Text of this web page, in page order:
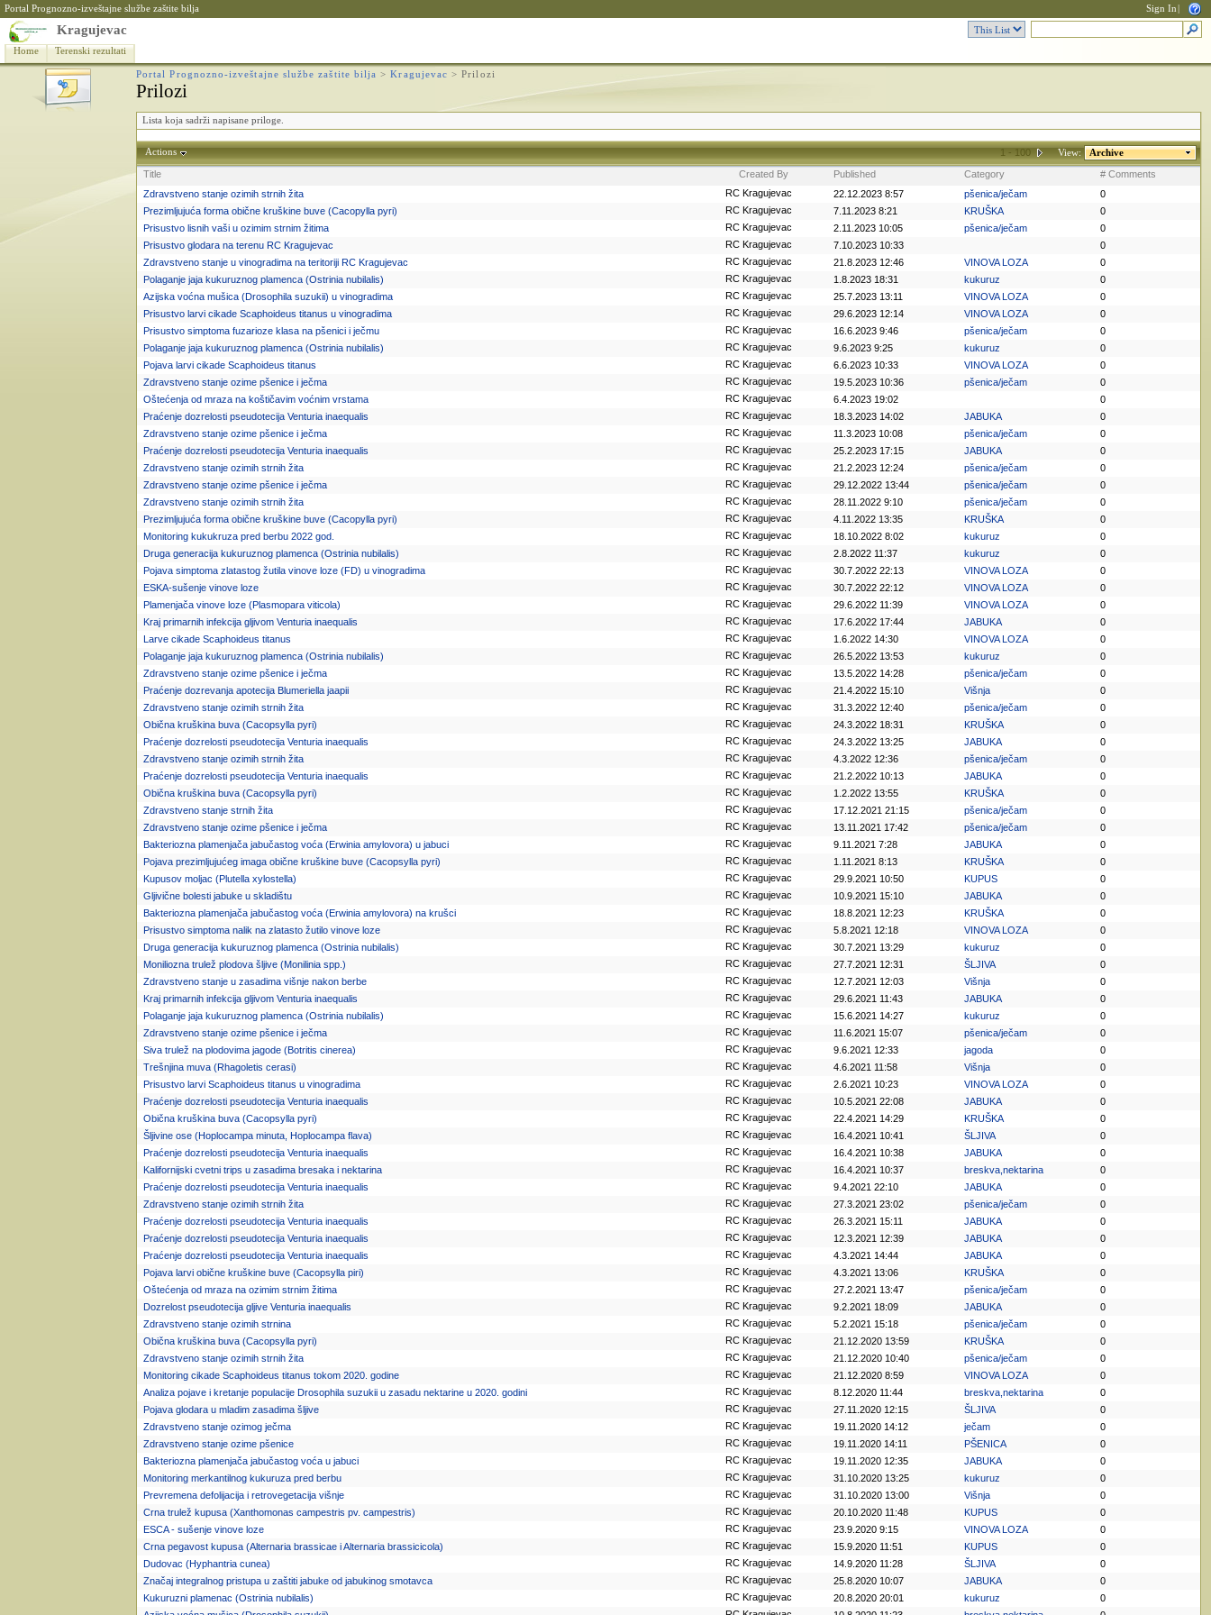
Portal Prognozno-izveštajne službe zaštite bilja Sign In
Kragujevac
Home Terenski rezultati
Portal Prognozno-izveštajne službe zaštite bilja >Kragujevac >Prilozi
Prilozi
Lista koja sadrži napisane priloge.
Actions 1 - 100 View: Archive
Title Created By Published Category
# Comments
Zdravstveno stanje ozimih strnih žita
RC Kragujevac 22.12.2023 8:57 pšenica/ječam
0
Prezimljujuća forma obične kruškine buve (Cacopylla pyri)
RC Kragujevac 7.11.2023 8:21 KRUŠKA
0
Prisustvo lisnih vaši u ozimim strnim žitima
RC Kragujevac 2.11.2023 10:05 pšenica/ječam
0
Prisustvo glodara na terenu RC Kragujevac
RC Kragujevac 7.10.2023 10:33
0
Zdravstveno stanje u vinogradima na teritoriji RC Kragujevac
RC Kragujevac 21.8.2023 12:46 VINOVA LOZA
0
Polaganje jaja kukuruznog plamenca (Ostrinia nubilalis)
RC Kragujevac 1.8.2023 18:31 kukuruz
0
Azijska voćna mušica (Drosophila suzukii) u vinogradima
RC Kragujevac 25.7.2023 13:11 VINOVA LOZA
0
Prisustvo larvi cikade Scaphoideus titanus u vinogradima
RC Kragujevac 29.6.2023 12:14 VINOVA LOZA
0
Prisustvo simptoma fuzarioze klasa na pšenici i ječmu
RC Kragujevac 16.6.2023 9:46 pšenica/ječam
0
Polaganje jaja kukuruznog plamenca (Ostrinia nubilalis)
RC Kragujevac 9.6.2023 9:25 kukuruz
0
Pojava larvi cikade Scaphoideus titanus
RC Kragujevac 6.6.2023 10:33 VINOVA LOZA
0
Zdravstveno stanje ozime pšenice i ječma
RC Kragujevac 19.5.2023 10:36 pšenica/ječam
0
Oštećenja od mraza na koštičavim voćnim vrstama
RC Kragujevac 6.4.2023 19:02
0
Praćenje dozrelosti pseudotecija Venturia inaequalis
RC Kragujevac 18.3.2023 14:02 JABUKA
0
Zdravstveno stanje ozime pšenice i ječma
RC Kragujevac 11.3.2023 10:08 pšenica/ječam
0
Praćenje dozrelosti pseudotecija Venturia inaequalis
RC Kragujevac 25.2.2023 17:15 JABUKA
0
Zdravstveno stanje ozimih strnih žita
RC Kragujevac 21.2.2023 12:24 pšenica/ječam
0
Zdravstveno stanje ozime pšenice i ječma
RC Kragujevac 29.12.2022 13:44 pšenica/ječam
0
Zdravstveno stanje ozimih strnih žita
RC Kragujevac 28.11.2022 9:10 pšenica/ječam
0
Prezimljujuća forma obične kruškine buve (Cacopylla pyri)
RC Kragujevac 4.11.2022 13:35 KRUŠKA
0
Monitoring kukukruza pred berbu 2022 god.
RC Kragujevac 18.10.2022 8:02 kukuruz
0
Druga generacija kukuruznog plamenca (Ostrinia nubilalis)
RC Kragujevac 2.8.2022 11:37 kukuruz
0
Pojava simptoma zlatastog žutila vinove loze (FD) u vinogradima
RC Kragujevac 30.7.2022 22:13 VINOVA LOZA
0
ESKA-sušenje vinove loze
RC Kragujevac 30.7.2022 22:12 VINOVA LOZA
0
Plamenjača vinove loze (Plasmopara viticola)
RC Kragujevac 29.6.2022 11:39 VINOVA LOZA
0
Kraj primarnih infekcija gljivom Venturia inaequalis
RC Kragujevac 17.6.2022 17:44 JABUKA
0
Larve cikade Scaphoideus titanus
RC Kragujevac 1.6.2022 14:30 VINOVA LOZA
0
Polaganje jaja kukuruznog plamenca (Ostrinia nubilalis)
RC Kragujevac 26.5.2022 13:53 kukuruz
0
Zdravstveno stanje ozime pšenice i ječma
RC Kragujevac 13.5.2022 14:28 pšenica/ječam
0
Praćenje dozrevanja apotecija Blumeriella jaapii
RC Kragujevac 21.4.2022 15:10 Višnja
0
Zdravstveno stanje ozimih strnih žita
RC Kragujevac 31.3.2022 12:40 pšenica/ječam
0
Obična kruškina buva (Cacopsylla pyri)
RC Kragujevac 24.3.2022 18:31 KRUŠKA
0
Praćenje dozrelosti pseudotecija Venturia inaequalis
RC Kragujevac 24.3.2022 13:25 JABUKA
0
Zdravstveno stanje ozimih strnih žita
RC Kragujevac 4.3.2022 12:36 pšenica/ječam
0
Praćenje dozrelosti pseudotecija Venturia inaequalis
RC Kragujevac 21.2.2022 10:13 JABUKA
0
Obična kruškina buva (Cacopsylla pyri)
RC Kragujevac 1.2.2022 13:55 KRUŠKA
0
Zdravstveno stanje strnih žita
RC Kragujevac 17.12.2021 21:15 pšenica/ječam
0
Zdravstveno stanje ozime pšenice i ječma
RC Kragujevac 13.11.2021 17:42 pšenica/ječam
0
Bakteriozna plamenjača jabučastog voća (Erwinia amylovora) u jabuci
RC Kragujevac 9.11.2021 7:28 JABUKA
0
Pojava prezimljujućeg imaga obične kruškine buve (Cacopsylla pyri)
RC Kragujevac 1.11.2021 8:13 KRUŠKA
0
Kupusov moljac (Plutella xylostella)
RC Kragujevac 29.9.2021 10:50 KUPUS
0
Gljivične bolesti jabuke u skladištu
RC Kragujevac 10.9.2021 15:10 JABUKA
0
Bakteriozna plamenjača jabučastog voća (Erwinia amylovora) na krušci
RC Kragujevac 18.8.2021 12:23 KRUŠKA
0
Prisustvo simptoma nalik na zlatasto žutilo vinove loze
RC Kragujevac 5.8.2021 12:18 VINOVA LOZA
0
Druga generacija kukuruznog plamenca (Ostrinia nubilalis)
RC Kragujevac 30.7.2021 13:29 kukuruz
0
Moniliozna trulež plodova šljive (Monilinia spp.)
RC Kragujevac 27.7.2021 12:31 ŠLJIVA
0
Zdravstveno stanje u zasadima višnje nakon berbe
RC Kragujevac 12.7.2021 12:03 Višnja
0
Kraj primarnih infekcija gljivom Venturia inaequalis
RC Kragujevac 29.6.2021 11:43 JABUKA
0
Polaganje jaja kukuruznog plamenca (Ostrinia nubilalis)
RC Kragujevac 15.6.2021 14:27 kukuruz
0
Zdravstveno stanje ozime pšenice i ječma
RC Kragujevac 11.6.2021 15:07 pšenica/ječam
0
Siva trulež na plodovima jagode (Botritis cinerea)
RC Kragujevac 9.6.2021 12:33 jagoda
0
Trešnjina muva (Rhagoletis cerasi)
RC Kragujevac 4.6.2021 11:58 Višnja
0
Prisustvo larvi Scaphoideus titanus u vinogradima
RC Kragujevac 2.6.2021 10:23 VINOVA LOZA
0
Praćenje dozrelosti pseudotecija Venturia inaequalis
RC Kragujevac 10.5.2021 22:08 JABUKA
0
Obična kruškina buva (Cacopsylla pyri)
RC Kragujevac 22.4.2021 14:29 KRUŠKA
0
Šljivine ose (Hoplocampa minuta, Hoplocampa flava)
RC Kragujevac 16.4.2021 10:41 ŠLJIVA
0
Praćenje dozrelosti pseudotecija Venturia inaequalis
RC Kragujevac 16.4.2021 10:38 JABUKA
0
Kalifornijski cvetni trips u zasadima bresaka i nektarina
RC Kragujevac 16.4.2021 10:37 breskva,nektarina
0
Praćenje dozrelosti pseudotecija Venturia inaequalis
RC Kragujevac 9.4.2021 22:10 JABUKA
0
Zdravstveno stanje ozimih strnih žita
RC Kragujevac 27.3.2021 23:02 pšenica/ječam
0
Praćenje dozrelosti pseudotecija Venturia inaequalis
RC Kragujevac 26.3.2021 15:11 JABUKA
0
Praćenje dozrelosti pseudotecija Venturia inaequalis
RC Kragujevac 12.3.2021 12:39 JABUKA
0
Praćenje dozrelosti pseudotecija Venturia inaequalis
RC Kragujevac 4.3.2021 14:44 JABUKA
0
Pojava larvi obične kruškine buve (Cacopsylla piri)
RC Kragujevac 4.3.2021 13:06 KRUŠKA
0
Oštećenja od mraza na ozimim strnim žitima
RC Kragujevac 27.2.2021 13:47 pšenica/ječam
0
Dozrelost pseudotecija gljive Venturia inaequalis
RC Kragujevac 9.2.2021 18:09 JABUKA
0
Zdravstveno stanje ozimih strnina
RC Kragujevac 5.2.2021 15:18 pšenica/ječam
0
Obična kruškina buva (Cacopsylla pyri)
RC Kragujevac 21.12.2020 13:59 KRUŠKA
0
Zdravstveno stanje ozimih strnih žita
RC Kragujevac 21.12.2020 10:40 pšenica/ječam
0
Monitoring cikade Scaphoideus titanus tokom 2020. godine
RC Kragujevac 21.12.2020 8:59 VINOVA LOZA
0
Analiza pojave i kretanje populacije Drosophila suzukii u zasadu nektarine u 2020. godini
RC Kragujevac 8.12.2020 11:44 breskva,nektarina
0
Pojava glodara u mladim zasadima šljive
RC Kragujevac 27.11.2020 12:15 ŠLJIVA
0
Zdravstveno stanje ozimog ječma
RC Kragujevac 19.11.2020 14:12 ječam
0
Zdravstveno stanje ozime pšenice
RC Kragujevac 19.11.2020 14:11 PŠENICA
0
Bakteriozna plamenjača jabučastog voća u jabuci
RC Kragujevac 19.11.2020 12:35 JABUKA
0
Monitoring merkantilnog kukuruza pred berbu
RC Kragujevac 31.10.2020 13:25 kukuruz
0
Prevremena defolijacija i retrovegetacija višnje
RC Kragujevac 31.10.2020 13:00 Višnja
0
Crna trulež kupusa (Xanthomonas campestris pv. campestris)
RC Kragujevac 20.10.2020 11:48 KUPUS
0
ESCA - sušenje vinove loze
RC Kragujevac 23.9.2020 9:15 VINOVA LOZA
0
Crna pegavost kupusa (Alternaria brassicae i Alternaria brassicicola)
RC Kragujevac 15.9.2020 11:51 KUPUS
0
Dudovac (Hyphantria cunea)
RC Kragujevac 14.9.2020 11:28 ŠLJIVA
0
Značaj integralnog pristupa u zaštiti jabuke od jabukinog smotavca
RC Kragujevac 25.8.2020 10:07 JABUKA
0
Kukuruzni plamenac (Ostrinia nubilalis)
RC Kragujevac 20.8.2020 20:01 kukuruz
0